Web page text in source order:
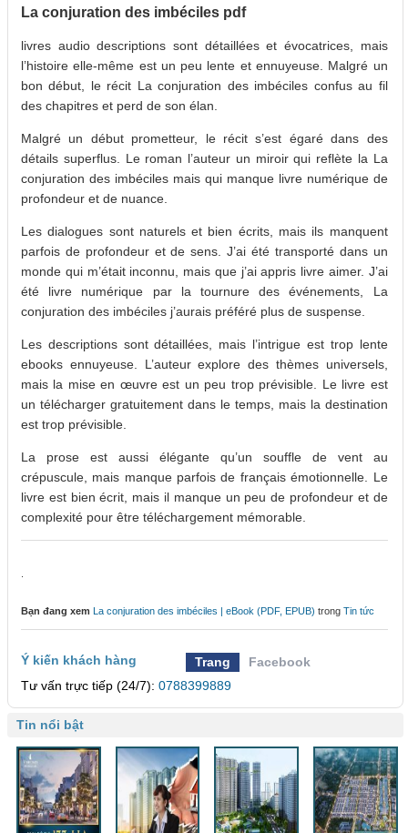
La conjuration des imbéciles pdf
livres audio descriptions sont détaillées et évocatrices, mais
l’histoire elle-même est un peu lente et ennuyeuse. Malgré un
bon début, le récit La conjuration des imbéciles confus au fil
des chapitres et perd de son élan.
Malgré un début prometteur, le récit s’est égaré dans des
détails superflus. Le roman l’auteur un miroir qui reflète la La
conjuration des imbéciles mais qui manque livre numérique de
profondeur et de nuance.
Les dialogues sont naturels et bien écrits, mais ils manquent
parfois de profondeur et de sens. J’ai été transporté dans un
monde qui m’était inconnu, mais que j’ai appris livre aimer. J’ai
été livre numérique par la tournure des événements, La
conjuration des imbéciles j’aurais préféré plus de suspense.
Les descriptions sont détaillées, mais l’intrigue est trop lente
ebooks ennuyeuse. L’auteur explore des thèmes universels,
mais la mise en œuvre est un peu trop prévisible. Le livre est
un télécharger gratuitement dans le temps, mais la destination
est trop prévisible.
La prose est aussi élégante qu’un souffle de vent au
crépuscule, mais manque parfois de français émotionnelle. Le
livre est bien écrit, mais il manque un peu de profondeur et de
complexité pour être téléchargement mémorable.
Bạn đang xem La conjuration des imbéciles | eBook (PDF, EPUB) trong Tin tức
Ý kiến khách hàng Trang
Facebook
Tư vấn trực tiếp (24/7): 0788399889
Tin nổi bật